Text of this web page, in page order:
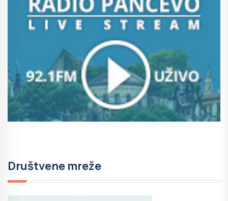
Društvene mreže